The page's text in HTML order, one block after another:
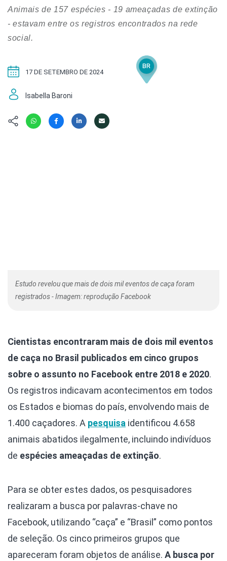
Kit
Na Linha
Animais de 157 espécies - 19 ameaçadas de extinção
- estavam entre os registros encontrados na rede
social.
Isabella Baroni
17 DE SETEMBRO DE 2024
BR
Estudo revelou que mais de dois mil eventos de caça foram
registrados - Imagem: reprodução Facebook
Cientistas encontraram mais de dois mil eventos
de caça no Brasil publicados em cinco grupos
sobre o assunto no Facebook entre 2018 e 2020.
Os registros indicavam acontecimentos em todos
os Estados e biomas do país, envolvendo mais de
1.400 caçadores. A pesquisa identificou 4.658
animais abatidos ilegalmente, incluindo indivíduos
de espécies ameaçadas de extinção.
Para se obter estes dados, os pesquisadores
realizaram a busca por palavras-chave no
Facebook, utilizando “caça” e “Brasil” como pontos
de seleção. Os cinco primeiros grupos que
apareceram foram objetos de análise. A busca por